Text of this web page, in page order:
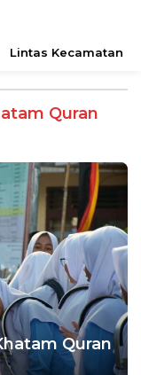
Lintas Kecamatan
Quran
Quran